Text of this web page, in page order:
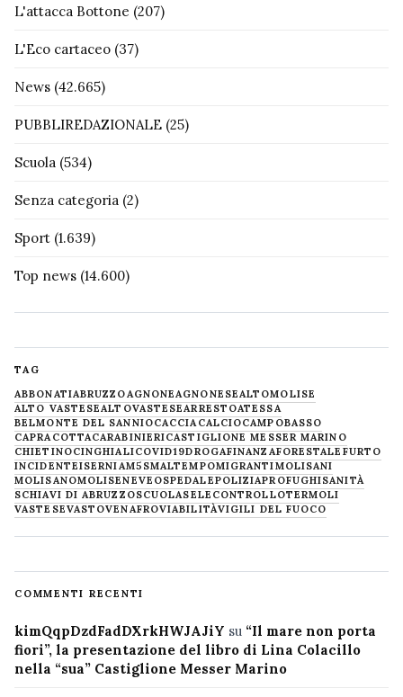
L'attacca Bottone (207)
L'Eco cartaceo (37)
News (42.665)
PUBBLIREDAZIONALE (25)
Scuola (534)
Senza categoria (2)
Sport (1.639)
Top news (14.600)
TAG
ABBONATIABRUZZOAGNONEAGNONESEALTOMOLISE
ALTO VASTESEALTOVASTESEARRESTOATESSA
BELMONTE DEL SANNIOCACCIACALCIOCAMPOBASSO
CAPRACOTTACARABINIERICASTIGLIONE MESSER MARINO
CHIETINOCINGHIALICOVID19DROGAFINANZAFORESTALE FURTO
INCIDENTEISERNIAM5SMALTEMPOMIGRANTIMOLISANI
MOLISANOMOLISENEVE OSPEDALEPOLIZIAPROFUGHISANITÀ
SCHIAVI DI ABRUZZOSCUOLASELECONTROLLOTERMOLI
VASTESEVASTOVENAFROVIABILITÀVIGILI DEL FUOCO
COMMENTI RECENTI
kimQqpDzdFadDXrkHWJAJiY su “Il mare non porta
fiori”, la presentazione del libro di Lina Colacillo
nella “sua” Castiglione Messer Marino